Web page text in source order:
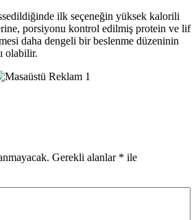
ilk seçeneğin yüksek kalorili
porsiyonu kontrol edilmiş protein ve lif
daha dengeli bir beslenme düzeninin
olabilir.
Gerekli alanlar * ile